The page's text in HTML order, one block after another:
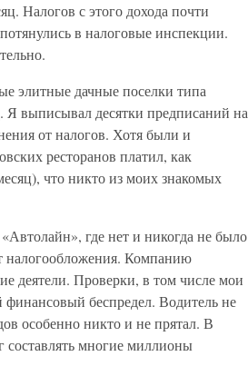
Налогов с этого дохода почти
в налоговые инспекции.
элитные дачные поселки типа
выписывал десятки предписаний на
от налогов. Хотя были и
ресторанов платил, как
что никто из моих знакомых
где нет и никогда не было
налогообложения. Компанию
деятели. Проверки, в том числе мои
беспредел. Водитель не
особенно никто и не прятал. В
составлять многие миллионы